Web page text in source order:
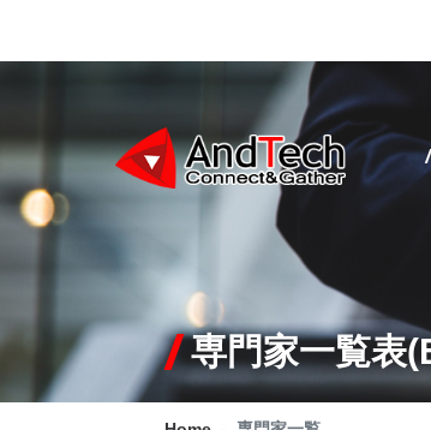
専門家一覧表